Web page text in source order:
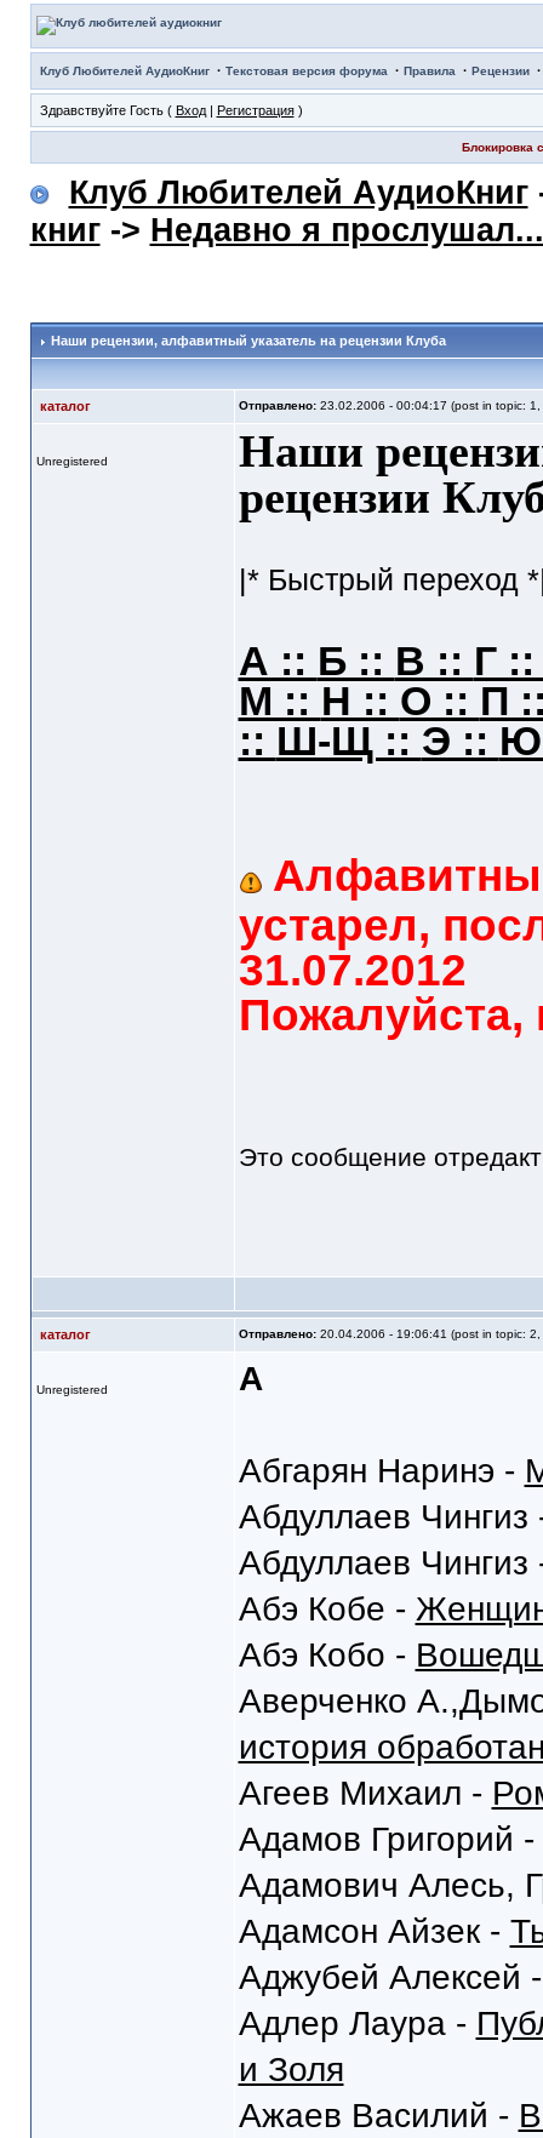
Клуб Любителей АудиоКниг· Текстовая версия форума · Правила · Рецензии
Здравствуйте Гость ( Вход| Регистрация)
Блокировка
Клуб Любителей АудиоКниг
книг-> Недавно я прослушал...
Наши рецензии, алфавитный указатель на рецензии Клуба
каталог Отправлено: 23.02.2006 - 00:04:17 (post in topic: 1,
Unregistered
Наши
рецензии
|* Быстрый переход
А :: Б :: В :: Г
М :: Н :: О :: П
:: Ш-Щ :: Э ::
устарел,
31.07.2012
Пожалуйста,
Это сообщение
каталог Отправлено: 20.04.2006 - 19:06:41 (post in topic: 2,
Unregistered А
Абгарян Наринэ -
Абдуллаев
Абдуллаев
Абэ Кобе -
Абэ Кобо -
Аверченко
история
Агеев Михаил -
Адамов Григорий -
Адамович Алесь,
Адамсон Айзек -
Аджубей Алексей
Адлер Лаура -
и Золя
Ажаев Василий -